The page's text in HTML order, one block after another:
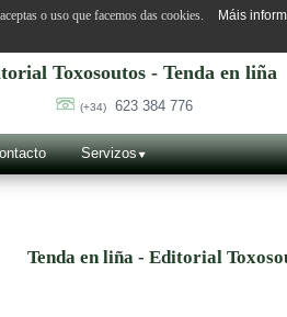
Toxosoutos - Tenda en liña
(+34) 623 384 776
Servizos
Tenda en liña - Editorial
o uso que facemos das cookies. Máis